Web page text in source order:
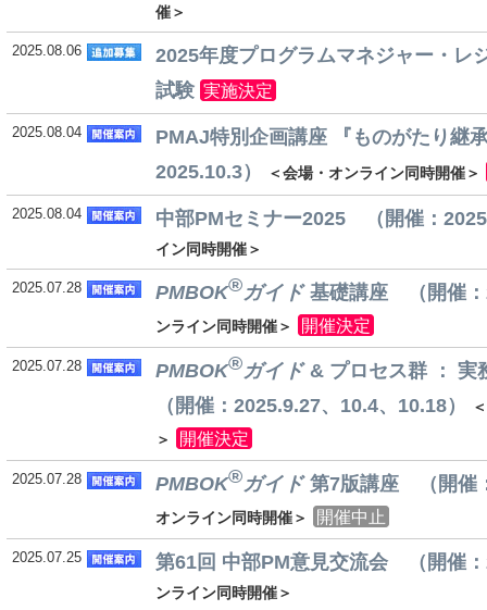
催＞
2025.08.06
2025年度プログラムマネジャー・レ
試験 実施決定
2025.08.04
PMAJ特別企画講座 『ものがたり継
2025.10.3）
＜会場・オンライン同時開催＞
2025.08.04 中部PMセミナー2025 （開催：
イン同時開催＞
2025.07.28 PMBOK®ガイド基礎講座 （開催：
ンライン同時開催＞ 開催決定
2025.07.28 PMBOK®ガイド& プロセス群 ：
（開催：2025.9.27、10.4、10.18）
＞
開催決定
2025.07.28 PMBOK®ガイド第7版講座 （開催
オンライン同時開催＞ 開催中止
2025.07.25 第61回 中部PM意見交流会 （開催
ンライン同時開催＞